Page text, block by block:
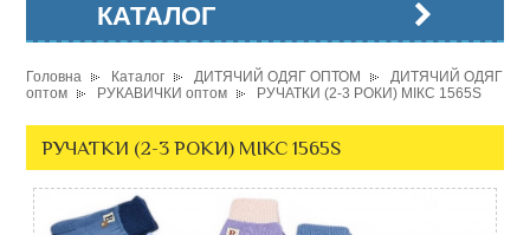
КАТАЛОГ
Головна Каталог ДИТЯЧИЙ ОДЯГ ОПТОМ
ДИТЯЧИЙ ОДЯГ
оптом
РУКАВИЧКИ оптом РУЧАТКИ (2-3 РОКИ) МІКС 1565S
РУЧАТКИ (2-3 РОКИ) МІКС 1565S